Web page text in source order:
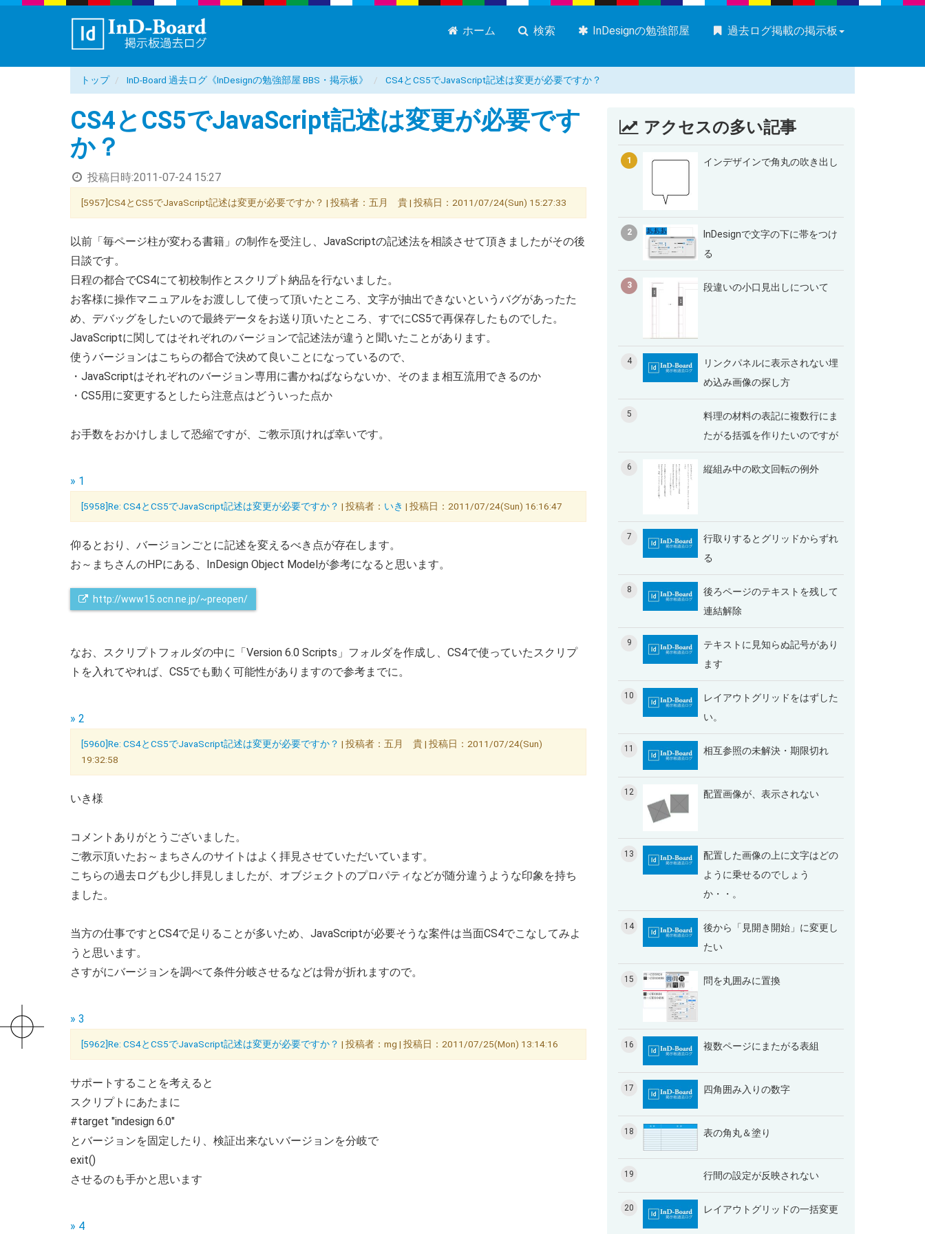
ホーム 検索 InDesignの勉強部屋 過去ログ掲載の掲示板
トップ InD-Board 過去ログ《InDesignの勉強部屋 BBS・掲示板》 CS4とCS5でJavaScript記述は変更が必要ですか？
CS4とCS5でJavaScript記述は変更が必要です
か？
投稿日時:2011-07-24 15:27
[5957]CS4とCS5でJavaScript記述は変更が必要ですか？ | 投稿者：五月 貴 | 投稿日：2011/07/24(Sun) 15:27:33
以前「毎ページ柱が変わる書籍」の制作を受注し、JavaScriptの記述法を相談させて頂きましたがその後
日談です。
日程の都合でCS4にて初校制作とスクリプト納品を行ないました。
お客様に操作マニュアルをお渡しして使って頂いたところ、文字が抽出できないというバグがあったた
め、デバッグをしたいので最終データをお送り頂いたところ、すでにCS5で再保存したものでした。
JavaScriptに関してはそれぞれのバージョンで記述法が違うと聞いたことがあります。
使うバージョンはこちらの都合で決めて良いことになっているので、
・JavaScriptはそれぞれのバージョン専用に書かねばならないか、そのまま相互流用できるのか
・CS5用に変更するとしたら注意点はどういった点か
お手数をおかけしまして恐縮ですが、ご教示頂ければ幸いです。
» 1
[5958]Re: CS4とCS5でJavaScript記述は変更が必要ですか？ | 投稿者： いき | 投稿日：2011/07/24(Sun) 16:16:47
仰るとおり、バージョンごとに記述を変えるべき点が存在します。
お～まちさんのHPにある、InDesign Object Modelが参考になると思います。
http://www15.ocn.ne.jp/~preopen/
なお、スクリプトフォルダの中に「Version 6.0 Scripts」フォルダを作成し、CS4で使っていたスクリプ
トを入れてやれば、CS5でも動く可能性がありますので参考までに。
» 2
[5960]Re: CS4とCS5でJavaScript記述は変更が必要ですか？ | 投稿者：五月 貴 | 投稿日：2011/07/24(Sun)
19:32:58
いき様
コメントありがとうございました。
ご教示頂いたお～まちさんのサイトはよく拝見させていただいています。
こちらの過去ログも少し拝見しましたが、オブジェクトのプロパティなどが随分違うような印象を持ち
ました。
当方の仕事ですとCS4で足りることが多いため、JavaScriptが必要そうな案件は当面CS4でこなしてみよ
うと思います。
さすがにバージョンを調べて条件分岐させるなどは骨が折れますので。
» 3
[5962]Re: CS4とCS5でJavaScript記述は変更が必要ですか？ | 投稿者：mg | 投稿日：2011/07/25(Mon) 13:14:16
サポートすることを考えると
スクリプトにあたまに
#target "indesign 6.0"
とバージョンを固定したり、検証出来ないバージョンを分岐で
exit()
させるのも手かと思います
» 4
アクセスの多い記事
1 インデザインで角丸の吹き出し
2
InDesignで文字の下に帯をつけ
る
3 段違いの小口見出しについて
4
リンクパネルに表示されない埋
め込み画像の探し方
5
料理の材料の表記に複数行にま
たがる括弧を作りたいのですが
6 縦組み中の欧文回転の例外
7
行取りするとグリッドからずれ
る
8
後ろページのテキストを残して
連結解除
9
テキストに見知らぬ記号があり
ます
10
レイアウトグリッドをはずした
い。
11 相互参照の未解決・期限切れ
12 配置画像が、表示されない
13
配置した画像の上に文字はどの
ように乗せるのでしょう
か・・。
14
後から「見開き開始」に変更し
たい
15 問を丸囲みに置換
16 複数ページにまたがる表組
17 四角囲み入りの数字
18 表の角丸＆塗り
19 行間の設定が反映されない
20 レイアウトグリッドの一括変更